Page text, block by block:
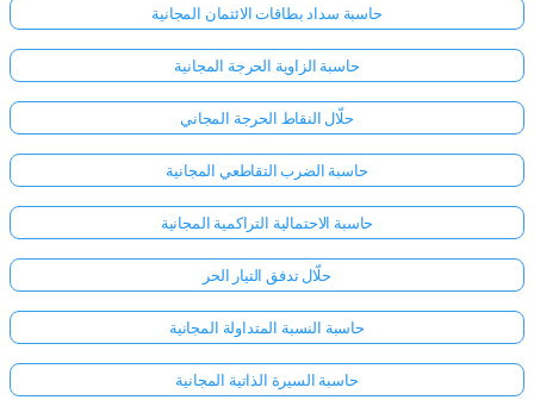
حاسبة سداد بطاقات الائتمان المجانية
حاسبة الزاوية الحرجة المجانية
حلّال النقاط الحرجة المجاني
حاسبة الضرب التقاطعي المجانية
حاسبة الاحتمالية التراكمية المجانية
حلّال تدفق التيار الحر
حاسبة النسبة المتداولة المجانية
حاسبة السيرة الذاتية المجانية